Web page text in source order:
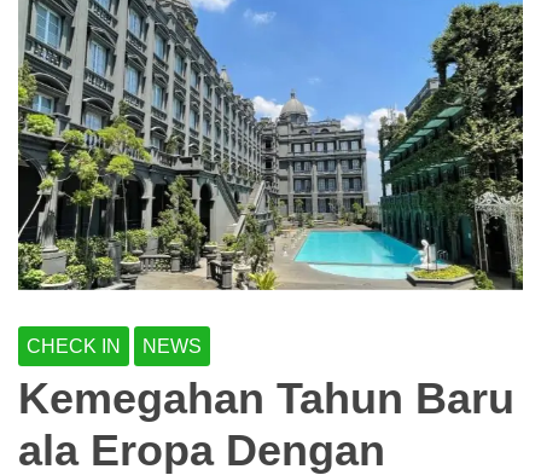
CHECK IN NEWS
Kemegahan Tahun Baru
ala Eropa Dengan